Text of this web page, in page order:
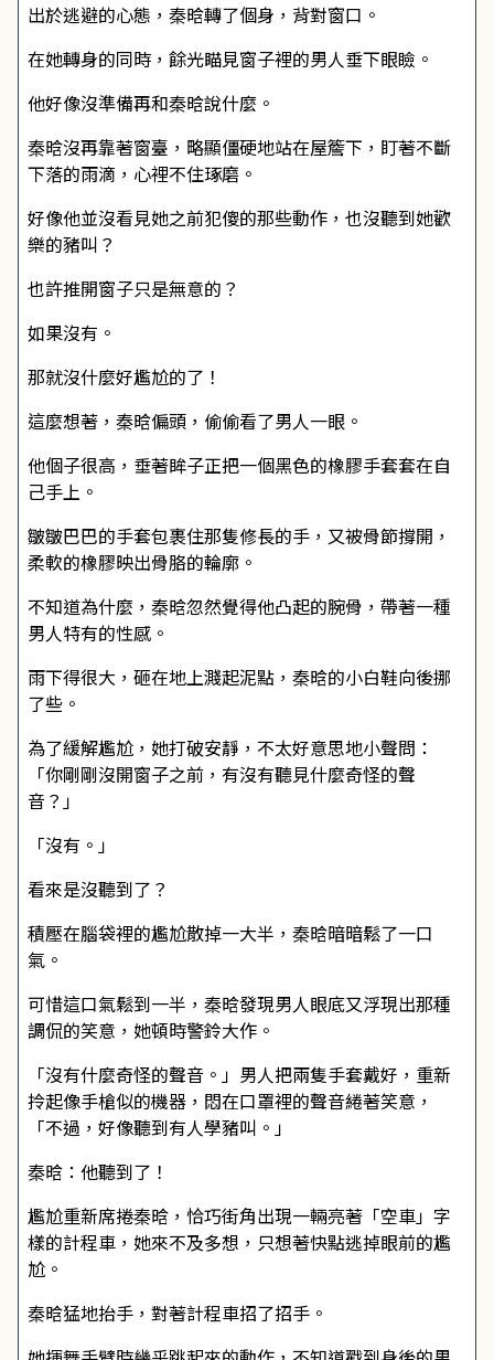
出於逃避的心態，秦晗轉了個身，背對窗口。
在她轉身的同時，餘光瞄見窗子裡的男人垂下眼瞼。
他好像沒準備再和秦晗說什麼。
秦晗沒再靠著窗臺，略顯僵硬地站在屋簷下，盯著不斷
下落的雨滴，心裡不住琢磨。
好像他並沒看見她之前犯傻的那些動作，也沒聽到她歡
樂的豬叫？
也許推開窗子只是無意的？
如果沒有。
那就沒什麼好尷尬的了！
這麼想著，秦晗偏頭，偷偷看了男人一眼。
他個子很高，垂著眸子正把一個黑色的橡膠手套套在自
己手上。
皺皺巴巴的手套包裹住那隻修長的手，又被骨節撐開，
柔軟的橡膠映出骨胳的輪廓。
不知道為什麼，秦晗忽然覺得他凸起的腕骨，帶著一種
男人特有的性感。
雨下得很大，砸在地上濺起泥點，秦晗的小白鞋向後挪
了些。
為了緩解尷尬，她打破安靜，不太好意思地小聲問：
「你剛剛沒開窗子之前，有沒有聽見什麼奇怪的聲
音？」
「沒有。」
看來是沒聽到了？
積壓在腦袋裡的尷尬散掉一大半，秦晗暗暗鬆了一口
氣。
可惜這口氣鬆到一半，秦晗發現男人眼底又浮現出那種
調侃的笑意，她頓時警鈴大作。
「沒有什麼奇怪的聲音。」男人把兩隻手套戴好，重新
拎起像手槍似的機器，悶在口罩裡的聲音綣著笑意，
「不過，好像聽到有人學豬叫。」
秦晗：他聽到了！
尷尬重新席捲秦晗，恰巧街角出現一輛亮著「空車」字
樣的計程車，她來不及多想，只想著快點逃掉眼前的尷
尬。
秦晗猛地抬手，對著計程車招了招手。